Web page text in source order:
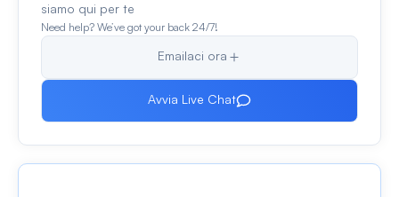
siamo qui per te
Need help? We’ve got your back 24/7!
Emailaci ora
Avvia Live Chat